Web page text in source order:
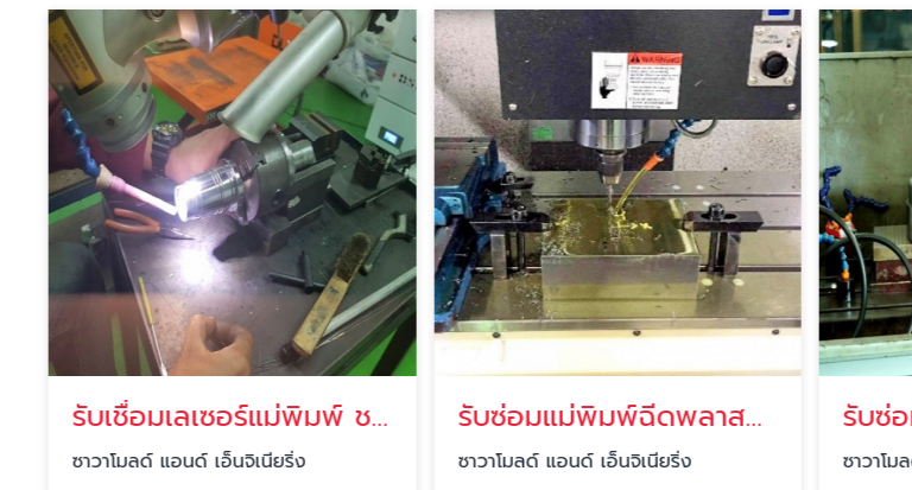
รับเชื่อมเลเซอร์แม่พิมพ์ ชลบุรี
ซาวาโมลด์ แอนด์ เอ็นจิเนียริ่ง
รับซ่อมแม่พิมพ์ฉีดพลาสติก ชลบุรี
ซาวาโมลด์ แอนด์ เอ็นจิเนียริ่ง
รับซ่
ซาวาโม